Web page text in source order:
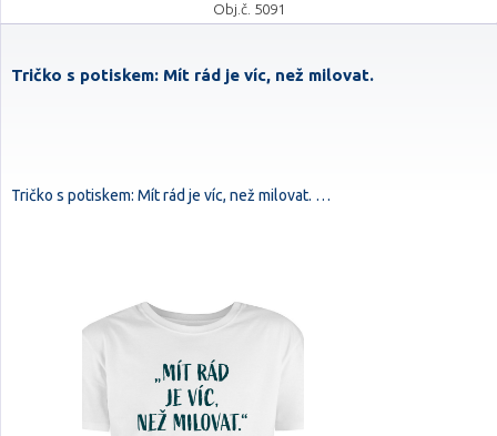
Obj.č. 5091
Tričko s potiskem: Mít rád je víc, než milovat.
Tričko s potiskem: Mít rád je víc, než milovat. …